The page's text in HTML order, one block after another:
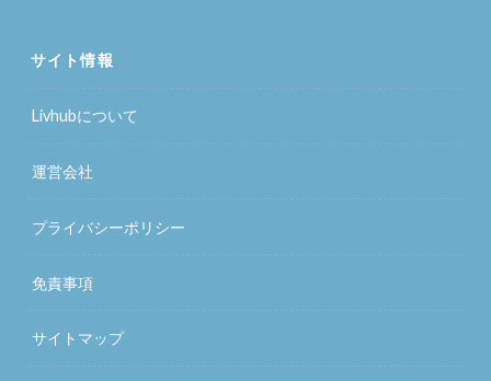
サイト情報
Livhubについて
運営会社
プライバシーポリシー
免責事項
サイトマップ